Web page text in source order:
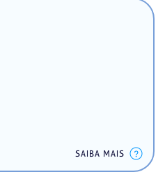
SAIBA MAIS